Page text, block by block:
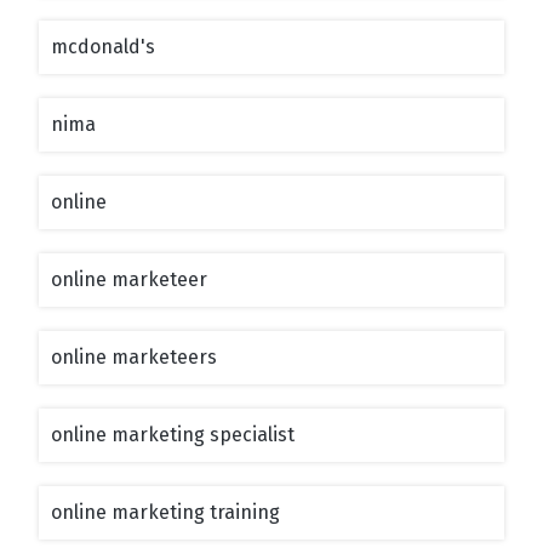
mcdonald's
nima
online
online marketeer
online marketeers
online marketing specialist
online marketing training